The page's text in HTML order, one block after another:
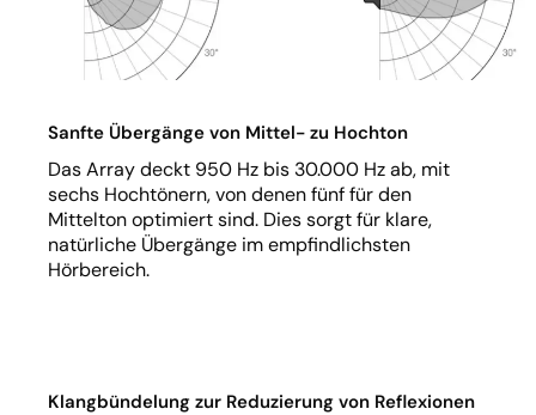
Sanfte Übergänge von Mittel- zu Hochton
Das Array deckt 950 Hz bis 30.000 Hz ab, mit
sechs Hochtönern, von denen fünf für den
Mittelton optimiert sind. Dies sorgt für klare,
natürliche Übergänge im empfindlichsten
Hörbereich.
Klangbündelung zur Reduzierung von Reflexionen